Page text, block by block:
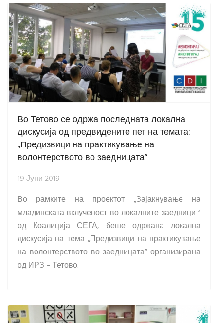
Во Тетово се одржа последната локална
дискусија од предвидените пет на темата:
„Предизвици на практикување на
волонтерството во заедницата“
19 Јуни 2019
Во рамките на проектот „Зајакнување на
младинската вклученост во локалните заедници “
од Коалиција СЕГА, беше одржана локална
дискусија на тема „Предизвици на практикување
на волонтерството во заедницата“ организирана
од ИРЗ – Тетово.